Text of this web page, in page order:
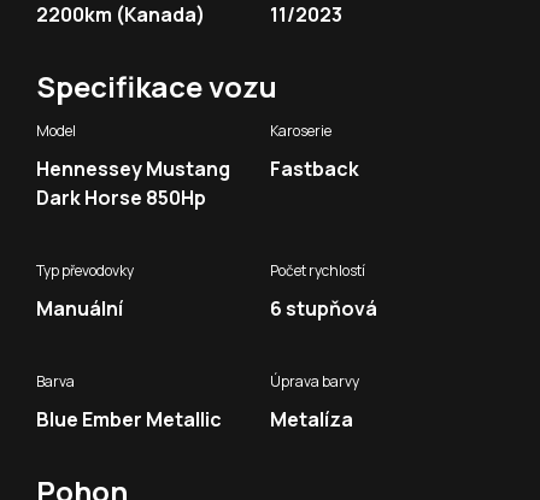
2200km (Kanada) 11/2023
Specifikace vozu
Model
Hennessey Mustang
Dark Horse 850Hp
Karoserie
Fastback
Typ převodovky
Manuální
Počet rychlostí
6 stupňová
Barva
Blue Ember Metallic
Úprava barvy
Metalíza
Pohon